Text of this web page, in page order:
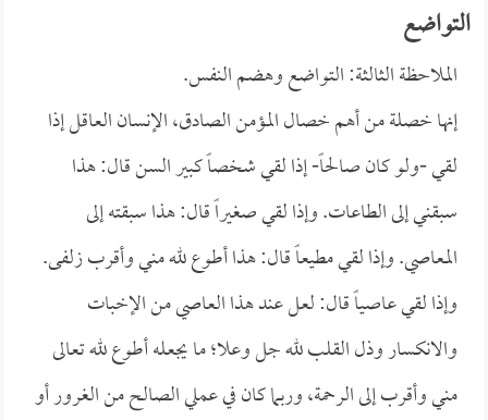
التواضع
الملاحظة الثالثة: التواضع وهضم النفس.
إنها خصلة من أهم خصال المؤمن الصادق، الإنسان العاقل إذا
لقي -ولو كان صالحاً- إذا لقي شخصاً كبير السن قال: هذا
سبقني إلى الطاعات. وإذا لقي صغيراً قال: هذا سبقته إلى
المعاصي. وإذا لقي مطيعاً قال: هذا أطوع لله مني وأقرب زلفى.
وإذا لقي عاصياً قال: لعل عند هذا العاصي من الإخبات
والانكسار وذل القلب لله جل وعلا؛ ما يجعله أطوع لله تعالى
مني وأقرب إلى الرحمة، وربما كان في عملي الصالح من الغرور أو